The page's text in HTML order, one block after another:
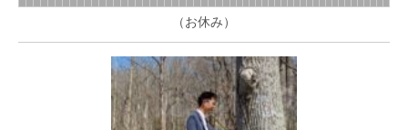
（お休み）